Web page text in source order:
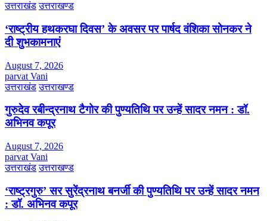
उत्तराखंड उत्तराखण्ड
‘राष्ट्रीय हथकरघा दिवस’ के अवसर पर पार्षद वंशिका सोनकर ने
दी शुभकामनाएं
August 7, 2026
parvat Vani
उत्तराखंड उत्तराखण्ड
गुरुदेव रबीन्द्रनाथ टैगोर की पुण्यतिथि पर उन्हें सादर नमन : डॉ.
अभिनव कपूर
August 7, 2026
parvat Vani
उत्तराखंड उत्तराखण्ड
‘राष्ट्रगुरु’ सर सुरेंद्रनाथ बनर्जी की पुण्यतिथि पर उन्हें सादर नमन
: डॉ. अभिनव कपूर